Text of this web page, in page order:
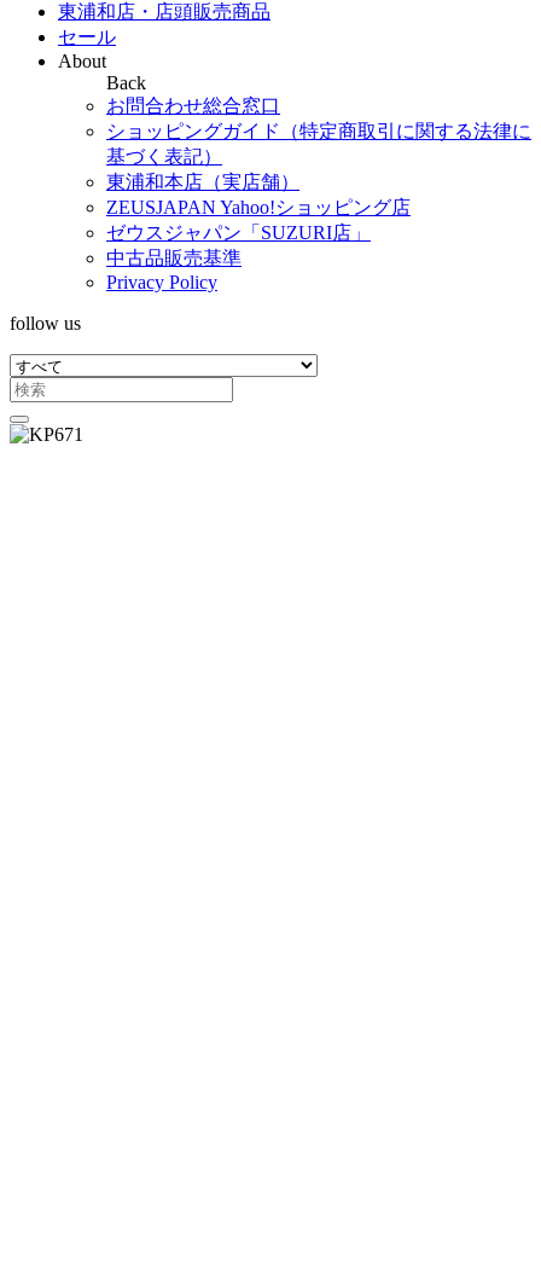
東浦和店・店頭販売商品
セール
About
Back
お問合わせ総合窓口
ショッピングガイド（特定商取引に関する法律に
基づく表記）
東浦和本店（実店舗）
ZEUSJAPAN Yahoo!ショッピング店
ゼウスジャパン「SUZURI店」
中古品販売基準
Privacy Policy
follow us